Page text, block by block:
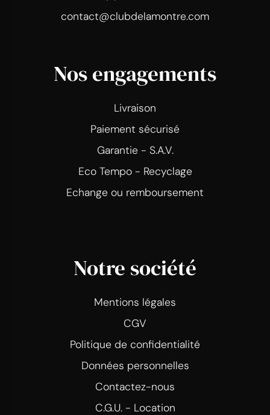
contact@clubdelamontre.com
Nos engagements
Livraison
Paiement sécurisé
Garantie - S.A.V.
Eco Tempo - Recyclage
Echange ou remboursement
Notre société
Mentions légales
CGV
Politique de confidentialité
Données personnelles
Contactez-nous
C.G.U. - Location